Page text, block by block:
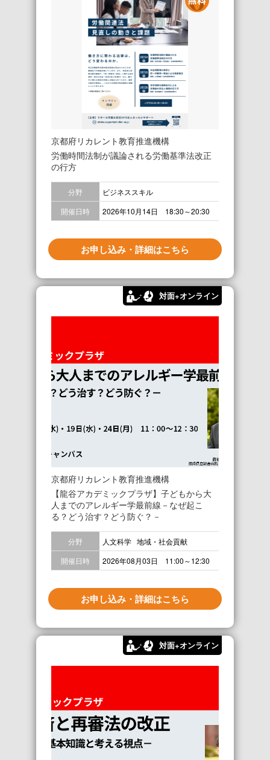
京都府リカレント教育推進機構
労働時間法制が議論される労働基準法改正
の行方
分野
ビジネススキル
開催日時
2026年10月14日 18:30～20:30
お申し込み・詳細はこちら
対面+オンライン
京都府リカレント教育推進機構
【龍谷アカデミックプラザ】子どもから大
人までのアレルギー学最前線－なぜ起こ
る？どう治す？どう防ぐ？－
分野 人文科学 地域・社会貢献
開催日時
2026年08月03日 11:00～12:30
お申し込み・詳細はこちら
対面+オンライン